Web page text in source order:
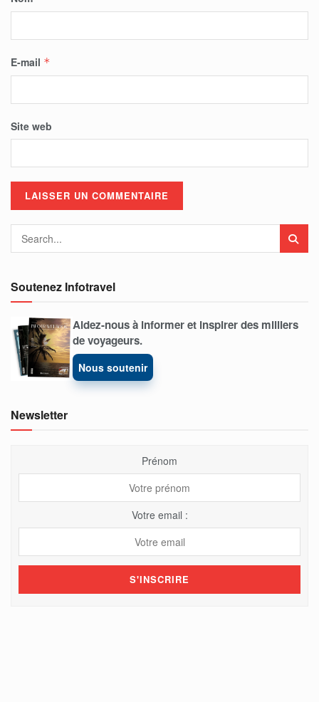
E-mail *
Site web
Soutenez Infotravel
Aidez-nous à informer et inspirer des milliers
de voyageurs.
Nous soutenir
Newsletter
Prénom
Votre email :